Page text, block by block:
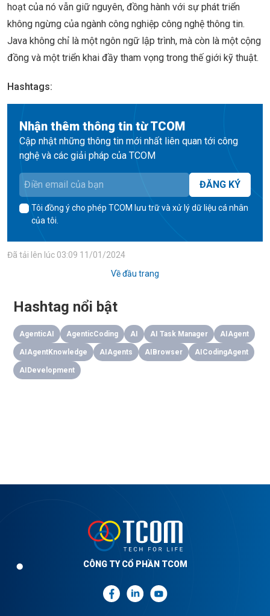
hoạt của nó vẫn giữ nguyên, đồng hành với sự phát triển
không ngừng của ngành công nghiệp công nghệ thông tin.
Java không chỉ là một ngôn ngữ lập trình, mà còn là một cộng
đồng và một triển khai đầy tham vọng trong thế giới kỹ thuật.
Hashtags:
Nhận thêm thông tin từ TCOM
Cập nhật những thông tin mới nhất liên quan tới công
nghệ và các giải pháp của TCOM
ĐĂNG KÝ
Tôi đồng ý cho phép TCOM lưu trữ và xử lý dữ liệu cá nhân
của tôi.
Đã tải lên lúc 03:09 11/01/2024
Về đầu trang
Hashtag nổi bật
AgenticAI AgenticCoding AI AI Task Manager AIAgent
AIAgentKnowledge AIAgents AIBrowser AICodingAgent
AIDevelopment
CÔNG TY CỔ PHẦN TCOM